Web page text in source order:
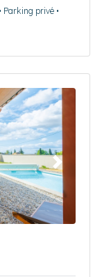
Parking privé •
Suivant